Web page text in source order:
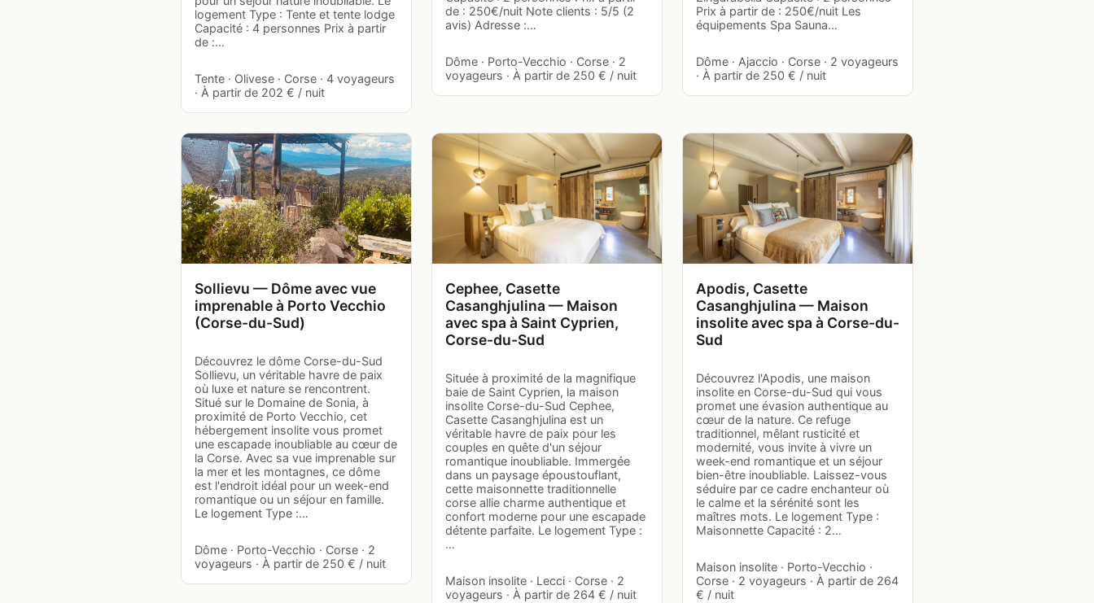
logement Type : Tente et tente lodge
Capacité : 4 personnes Prix à partir
de :…
Tente · Olivese · Corse · 4 voyageurs
· À partir de 202 € / nuit
de : 250€/nuit Note clients : 5/5 (2
avis) Adresse :…
Dôme · Porto-Vecchio · Corse · 2
voyageurs · À partir de 250 € / nuit
Prix à partir de : 250€/nuit Les
équipements Spa Sauna…
Dôme · Ajaccio · Corse · 2 voyageurs
· À partir de 250 € / nuit
Sollievu — Dôme avec vue
imprenable à Porto Vecchio
(Corse-du-Sud)
Découvrez le dôme Corse-du-Sud
Sollievu, un véritable havre de paix
où luxe et nature se rencontrent.
Situé sur le Domaine de Sonia, à
proximité de Porto Vecchio, cet
hébergement insolite vous promet
une escapade inoubliable au cœur de
la Corse. Avec sa vue imprenable sur
la mer et les montagnes, ce dôme
est l'endroit idéal pour un week-end
romantique ou un séjour en famille.
Le logement Type :…
Dôme · Porto-Vecchio · Corse · 2
voyageurs · À partir de 250 € / nuit
Cephee, Casette
Casanghjulina — Maison
avec spa à Saint Cyprien,
Corse-du-Sud
Située à proximité de la magnifique
baie de Saint Cyprien, la maison
insolite Corse-du-Sud Cephee,
Casette Casanghjulina est un
véritable havre de paix pour les
couples en quête d'un séjour
romantique inoubliable. Immergée
dans un paysage époustouflant,
cette maisonnette traditionnelle
corse allie charme authentique et
confort moderne pour une escapade
détente parfaite. Le logement Type :
…
Maison insolite · Lecci · Corse · 2
voyageurs · À partir de 264 € / nuit
Apodis, Casette
Casanghjulina — Maison
insolite avec spa à Corse-du-
Sud
Découvrez l'Apodis, une maison
insolite en Corse-du-Sud qui vous
promet une évasion authentique au
cœur de la nature. Ce refuge
traditionnel, mêlant rusticité et
modernité, vous invite à vivre un
week-end romantique et un séjour
bien-être inoubliable. Laissez-vous
séduire par ce cadre enchanteur où
le calme et la sérénité sont les
maîtres mots. Le logement Type :
Maisonnette Capacité : 2…
Maison insolite · Porto-Vecchio ·
Corse · 2 voyageurs · À partir de 264
€ / nuit